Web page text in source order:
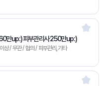
만up:) 피부관리사 250만up:)
/ 무관 / 협의 / 피부관리,기타